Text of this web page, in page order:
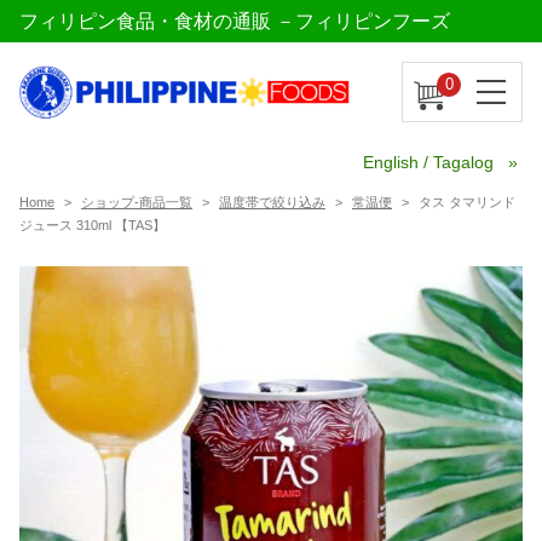
フィリピン食品・食材の通販 －フィリピンフーズ
0
English / Tagalog
Home ショップ-商品一覧 温度帯で絞り込み 常温便
タス タマリンド
ジュース 310ml 【TAS】